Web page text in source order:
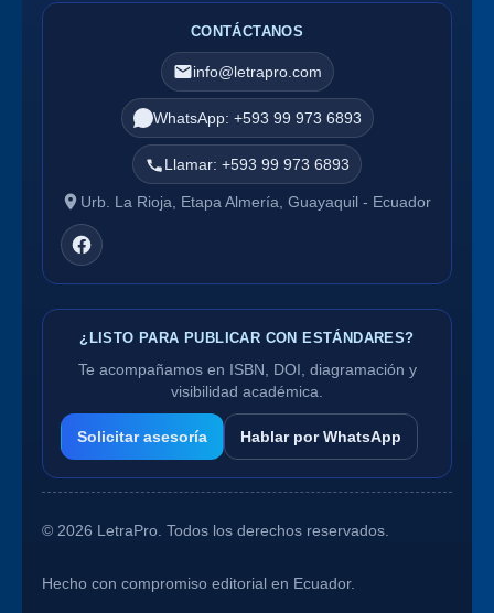
CONTÁCTANOS
info@letrapro.com
WhatsApp: +593 99 973 6893
Llamar: +593 99 973 6893
Urb. La Rioja, Etapa Almería, Guayaquil - Ecuador
¿LISTO PARA PUBLICAR CON ESTÁNDARES?
Te acompañamos en ISBN, DOI, diagramación y
visibilidad académica.
Solicitar asesoría Hablar por WhatsApp
© 2026 LetraPro. Todos los derechos reservados.
Hecho con compromiso editorial en Ecuador.